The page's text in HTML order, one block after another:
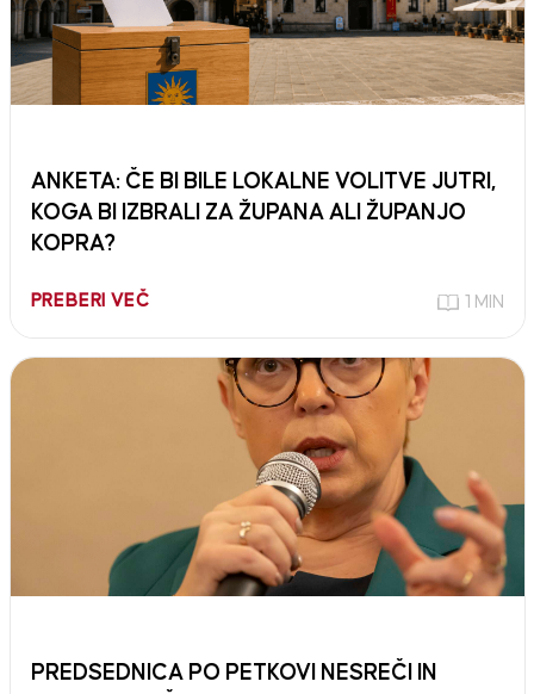
ANKETA: ČE BI BILE LOKALNE VOLITVE JUTRI,
KOGA BI IZBRALI ZA ŽUPANA ALI ŽUPANJO
KOPRA?
PREBERI VEČ 1 MIN
PREDSEDNICA PO PETKOVI NESREČI IN